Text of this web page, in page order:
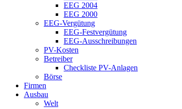
EEG 2004
EEG 2000
EEG-Vergütung
EEG-Festvergütung
EEG-Ausschreibungen
PV-Kosten
Betreiber
Checkliste PV-Anlagen
Börse
Firmen
Ausbau
Welt